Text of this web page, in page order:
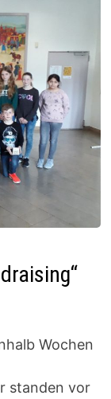
Wochen
standen vor